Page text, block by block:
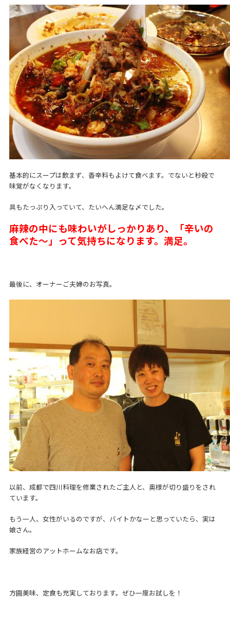
基本的にスープは飲まず、香辛料もよけて食べます。でないと秒殺で
味覚がなくなります。
具もたっぷり入っていて、たいへん満足な〆でした。
麻辣の中にも味わいがしっかりあり、「辛いの
食べた～」って気持ちになります。満足。
最後に、オーナーご夫婦のお写真。
以前、成都で四川料理を修業されたご主人と、奥様が切り盛りをされ
ています。
もう一人、女性がいるのですが、バイトかなーと思っていたら、実は
娘さん。
家族経営のアットホームなお店です。
方圓美味、定食も充実しております。ぜひ一度お試しを！